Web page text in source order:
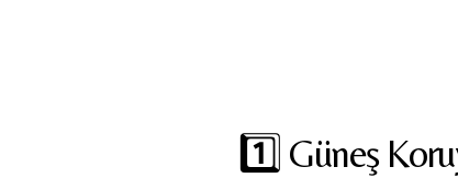
1️⃣ Güneş